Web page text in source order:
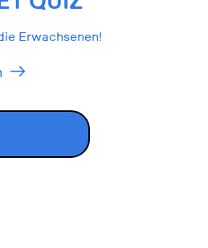
Erwachsenen!